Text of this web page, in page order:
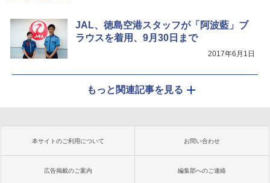
JAL、徳島空港スタッフが「阿波藍」ブ
ラウスを着用、9月30日まで
2017年6月1日
もっと関連記事を見る
本サイトのご利用について お問い合わせ
広告掲載のご案内 編集部へのご連絡